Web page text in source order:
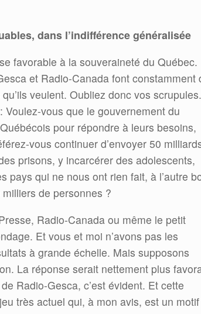
dans l’indifférence généralisée
favorable à la souveraineté du Québec.
et Radio-Canada font constamment
veulent. Oubliez donc vos scrupules.
vous que le gouvernement du
pour répondre à leurs besoins,
vous continuer d’envoyer 50
prisons, y incarcérer des adolescents,
pays qui ne nous ont rien fait, à l’autre
de personnes ?
Radio-Canada ou même le petit
Et vous et moi n’avons pas les
à grande échelle. Mais supposons
La réponse serait nettement plus
Radio-Gesca, c’est évident. Et cette
très actuel qui, à mon avis, est un